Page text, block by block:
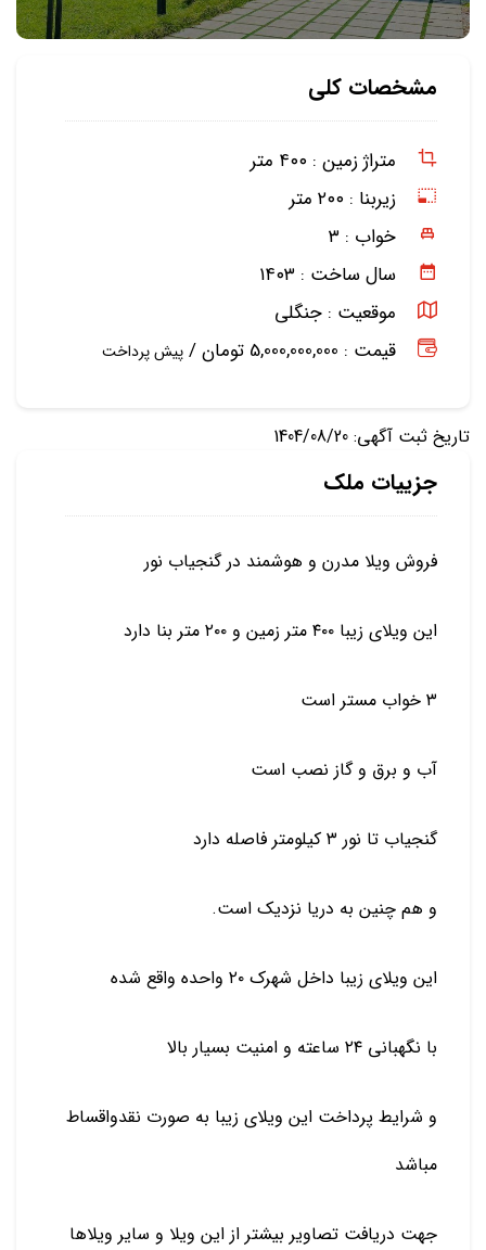
مشخصات کلی
متراژ زمین : ۴۰۰ متر
زیربنا : ۲۰۰ متر
خواب : ۳
سال ساخت : ۱۴۰۳
موقعیت : جنگلی
قیمت : 5,000,000,000 تومان /
پیش پرداخت
تاریخ ثبت آگهی: 1404/08/20
جزییات ملک
فروش ویلا مدرن و هوشمند در گنجیاب نور
این ویلای زیبا ۴۰۰ متر زمین و ۲۰۰ متر بنا دارد
۳ خواب مستر است
آب و برق و گاز نصب است
گنجیاب تا نور ۳ کیلومتر فاصله دارد
و هم چنین به دریا نزدیک است.
این ویلای زیبا داخل شهرک ۲۰ واحده واقع شده
با نگهبانی ۲۴ ساعته و امنیت بسیار بالا
و شرایط پرداخت این ویلای زیبا به صورت نقدواقساط
مباشد
جهت دریافت تصاویر بیشتر از این ویلا و سایر ویلاها